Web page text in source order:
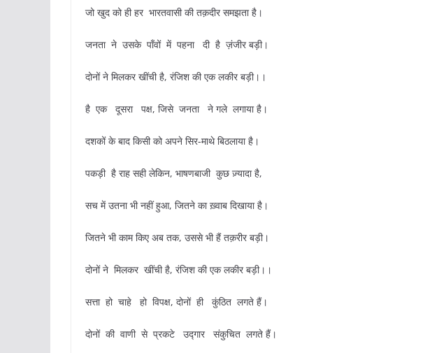
जो खुद को ही हर भारतवासी की तक़दीर समझता है।
जनता ने उसके पाँवों में पहना दी है ज़ंजीर बड़ी।
दोनों ने मिलकर खींची है, रंजिश की एक लकीर बड़ी।।
है एक दूसरा पक्ष, जिसे जनता ने गले लगाया है।
दशकों के बाद किसी को अपने सिर-माथे बिठलाया है।
पकड़ी है राह सही लेकिन, भाषणबाजी कुछ ज़्यादा है,
सच में उतना भी नहीं हुआ, जितने का ख़्वाब दिखाया है।
जितने भी काम किए अब तक, उससे भी हैं तक़रीर बड़ी।
दोनों ने मिलकर खींची है, रंजिश की एक लकीर बड़ी।।
सत्ता हो चाहे हो विपक्ष, दोनों ही कुंठित लगते हैं।
दोनों की वाणी से प्रकटे उद्गार संकुचित लगते हैं।